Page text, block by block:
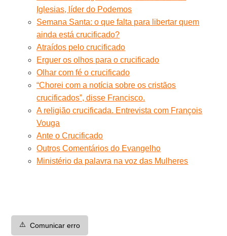
Iglesias, líder do Podemos
Semana Santa: o que falta para libertar quem
ainda está crucificado?
Atraídos pelo crucificado
Erguer os olhos para o crucificado
Olhar com fé o crucificado
“Chorei com a notícia sobre os cristãos
crucificados”, disse Francisco.
A religião crucificada. Entrevista com François
Vouga
Ante o Crucificado
Outros Comentários do Evangelho
Ministério da palavra na voz das Mulheres
⚠️ Comunicar erro